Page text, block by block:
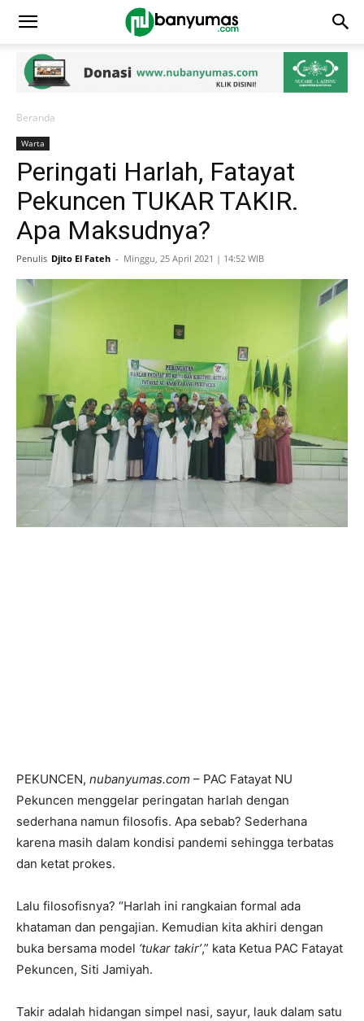
Beranda
Warta
Peringati Harlah, Fatayat
Pekuncen TUKAR TAKIR.
Apa Maksudnya?
Penulis Djito El Fateh - Minggu, 25 April 2021 | 14:52 WIB
PEKUNCEN, nubanyumas.com – PAC Fatayat NU
Pekuncen menggelar peringatan harlah dengan
sederhana namun filosofis. Apa sebab? Sederhana
karena masih dalam kondisi pandemi sehingga terbatas
dan ketat prokes.
Lalu filosofisnya? “Harlah ini rangkaian formal ada
khataman dan pengajian. Kemudian kita akhiri dengan
buka bersama model ‘tukar takir’,” kata Ketua PAC Fatayat
Pekuncen, Siti Jamiyah.
Takir adalah hidangan simpel nasi, sayur, lauk dalam satu